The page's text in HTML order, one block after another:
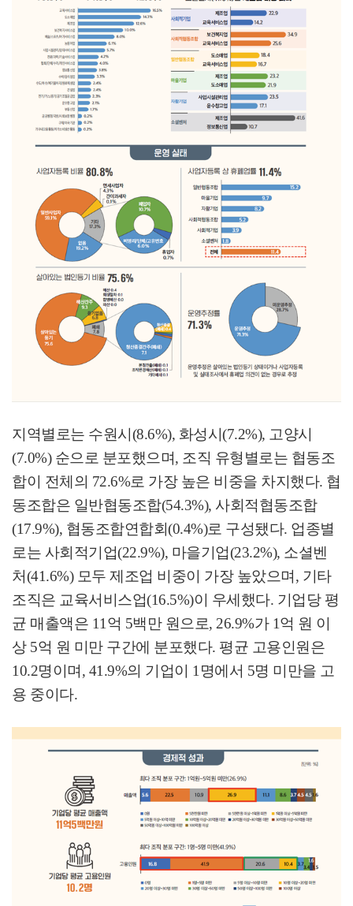
지역별로는 수원시(8.6%), 화성시(7.2%), 고양시
(7.0%) 순으로 분포했으며, 조직 유형별로는 협동조
합이 전체의 72.6%로 가장 높은 비중을 차지했다. 협
동조합은 일반협동조합(54.3%), 사회적협동조합
(17.9%), 협동조합연합회(0.4%)로 구성됐다. 업종별
로는 사회적기업(22.9%), 마을기업(23.2%), 소셜벤
처(41.6%) 모두 제조업 비중이 가장 높았으며, 기타
조직은 교육서비스업(16.5%)이 우세했다. 기업당 평
균 매출액은 11 억 5백만 원으로, 26.9%가 1억 원 이
상 5억 원 미만 구간에 분포했다. 평균 고용인원은
10.2명이며, 41.9%의 기업이 1 명에서 5명 미만을 고
용 중이다.